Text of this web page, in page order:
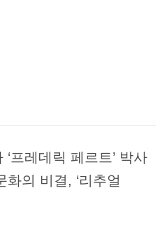
프레데릭 페르트’ 박사
의 비결, ‘리추얼